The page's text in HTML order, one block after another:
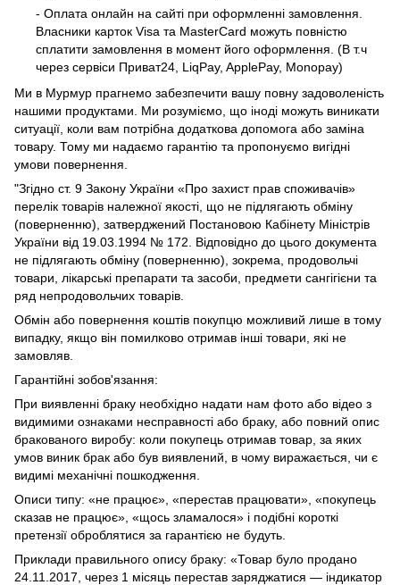
- Оплата онлайн на сайті при оформленні замовлення.
Власники карток Visa та MasterCard можуть повністю
сплатити замовлення в момент його оформлення. (В т.ч
через сервіси Приват24, LiqPay, ApplePay, Monopay)
Ми в Мурмур прагнемо забезпечити вашу повну задоволеність
нашими продуктами. Ми розуміємо, що іноді можуть виникати
ситуації, коли вам потрібна додаткова допомога або заміна
товару. Тому ми надаємо гарантію та пропонуємо вигідні
умови повернення.
"Згідно ст. 9 Закону України «Про захист прав споживачів»
перелік товарів належної якості, що не підлягають обміну
(поверненню), затверджений Постановою Кабінету Міністрів
України від 19.03.1994 № 172. Відповідно до цього документа
не підлягають обміну (поверненню), зокрема, продовольчі
товари, лікарські препарати та засоби, предмети сангігієни та
ряд непродовольчих товарів.
Обмін або повернення коштів покупцю можливий лише в тому
випадку, якщо він помилково отримав інші товари, які не
замовляв.
Гарантійні зобов'язання:
При виявленні браку необхідно надати нам фото або відео з
видимими ознаками несправності або браку, або повний опис
бракованого виробу: коли покупець отримав товар, за яких
умов виник брак або був виявлений, в чому виражається, чи є
видимі механічні пошкодження.
Описи типу: «не працює», «перестав працювати», «покупець
сказав не працює», «щось зламалося» і подібні короткі
претензії оброблятися за гарантією не будуть.
Приклади правильного опису браку: «Товар було продано
24.11.2017, через 1 місяць перестав заряджатися — індикатор